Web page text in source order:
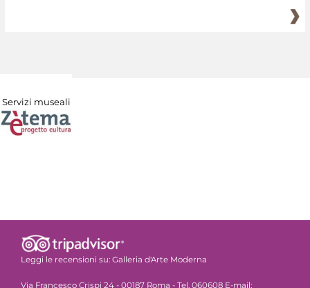
Servizi museali
Leggi le recensioni su: Galleria d'Arte Moderna
Via Francesco Crispi 24 - 00187 Roma - Tel. 060608 E-mail: